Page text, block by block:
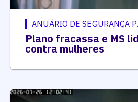
Plano fracassa e MS
contra mulheres